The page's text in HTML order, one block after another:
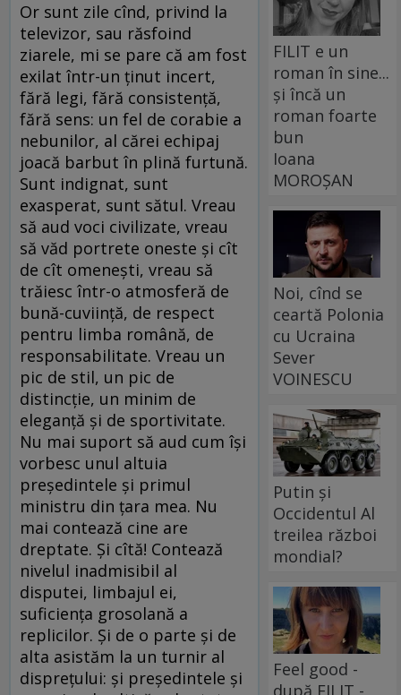
Or sunt zile cînd, privind la
televizor, sau răsfoind
ziarele, mi se pare că am fost
exilat într-un ţinut incert,
fără legi, fără consistenţă,
fără sens: un fel de corabie a
nebunilor, al cărei echipaj
joacă barbut în plină furtună.
Sunt indignat, sunt
exasperat, sunt sătul. Vreau
să aud voci civilizate, vreau
să văd portrete oneste şi cît
de cît omeneşti, vreau să
trăiesc într-o atmosferă de
bună-cuviinţă, de respect
pentru limba română, de
responsabilitate. Vreau un
pic de stil, un pic de
distincţie, un minim de
eleganţă şi de sportivitate.
Nu mai suport să aud cum îşi
vorbesc unul altuia
preşedintele şi primul
ministru din ţara mea. Nu
mai contează cine are
dreptate. Şi cîtă! Contează
nivelul inadmisibil al
disputei, limbajul ei,
suficienţa grosolană a
replicilor. Şi de o parte şi de
alta asistăm la un turnir al
dispreţului: şi preşedintele şi
FILIT e un
roman în sine...
și încă un
roman foarte
bun
Ioana
MOROȘAN
Noi, cînd se
ceartă Polonia
cu Ucraina
Sever
VOINESCU
Putin și
Occidentul Al
treilea război
mondial?
Feel good -
după FILIT -